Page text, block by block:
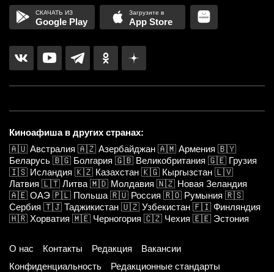
Google Play App Store
Киноафиша в других странах:
🇦🇺 Австралия 🇦🇿 Азербайджан 🇦🇲 Армения 🇧🇾
Беларусь 🇧🇬 Болгария 🇬🇧 Великобритания 🇬🇪 Грузия
🇮🇸 Исландия 🇰🇿 Казахстан 🇰🇬 Кыргызстан 🇱🇻
Латвия 🇱🇹 Литва 🇲🇩 Молдавия 🇳🇿 Новая Зеландия
🇦🇪 ОАЭ 🇵🇱 Польша 🇷🇺 Россия 🇷🇴 Румыния 🇷🇸
Сербия 🇹🇯 Таджикистан 🇺🇿 Узбекистан 🇫🇮 Финляндия
🇭🇷 Хорватия 🇲🇪 Черногория 🇨🇿 Чехия 🇪🇪 Эстония
О нас Контакты Редакция
Вакансии
Конфиденциальность
Редакционные стандарты